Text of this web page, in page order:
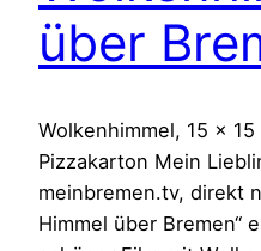
über
Wolkenhimmel, 15 x
Pizzakarton Mein
meinbremen.tv, direkt
Himmel über Bremen“